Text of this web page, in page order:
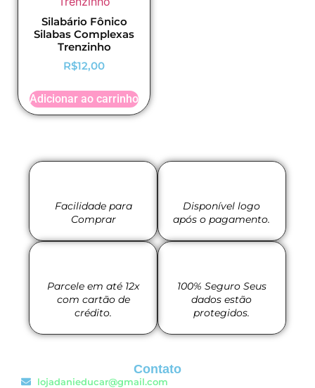
Silabário Fônico
Silabas Complexas
Trenzinho
R$12,00
Adicionar ao carrinho
Facilidade para
Comprar
Disponível logo
após o pagamento.
Parcele em até 12x
com cartão de
crédito.
100% Seguro Seus
dados estão
protegidos.
Contato
lojadanieducar@gmail.com